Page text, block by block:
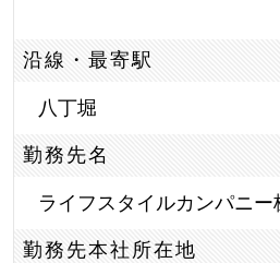
沿線・最寄駅
八丁堀
勤務先名
ライフスタイルカンパニー
勤務先本社所在地